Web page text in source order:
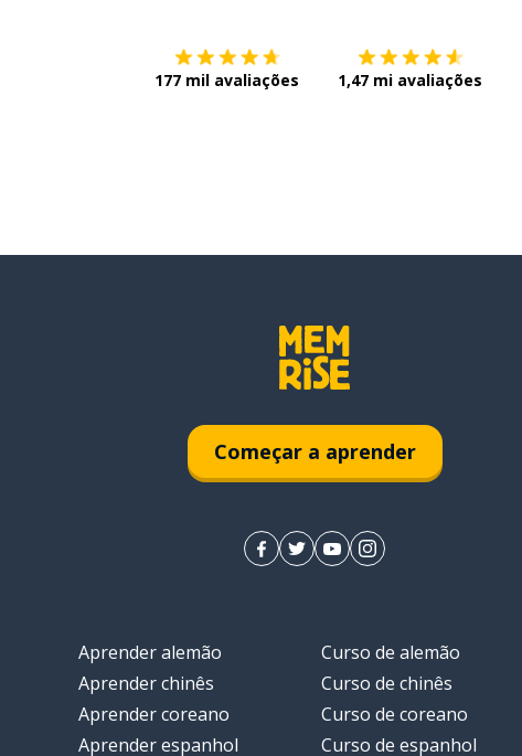
177 mil avaliações 1,47 mi avaliações
Começar a aprender
Aprender alemão
Aprender chinês
Aprender coreano
Aprender espanhol
Curso de alemão
Curso de chinês
Curso de coreano
Curso de espanhol